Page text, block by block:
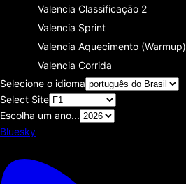
Valencia Classificaçāo 2
Valencia Sprint
Valencia Aquecimento (Warmup)
Valencia Corrida
Selecione o idioma
Select Site
Escolha um ano...
Bluesky